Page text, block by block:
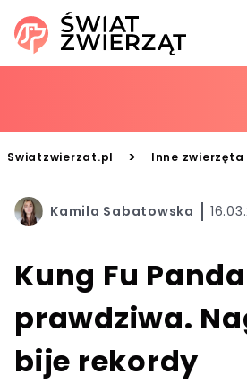
Swiatzwierzat.pl > Inne zwierzęta
Kamila Sabatowska
Kung Fu
prawdziwa.
bije rekordy